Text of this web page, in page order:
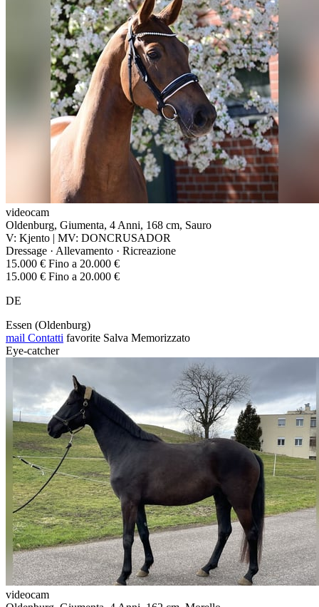
videocam
Oldenburg, Giumenta, 4 Anni, 168 cm, Sauro
V: Kjento | MV: DONCRUSADOR
Dressage · Allevamento · Ricreazione
15.000 € Fino a 20.000 €
15.000 € Fino a 20.000 €
DE
Essen (Oldenburg)
mail Contatti favorite Salva Memorizzato
Eye-catcher
videocam